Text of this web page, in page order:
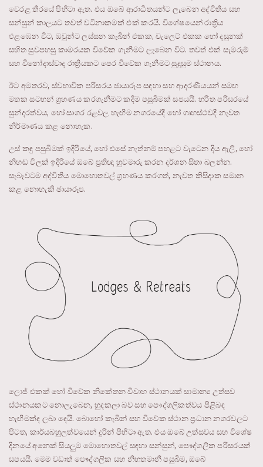
වෙරළ තීරයේ පිහිටා ඇත. එය ඔබේ ආරාධිතයන්ට ලැබෙන අද්විතීය සහ
සන්සුන් කාලයට තවත් වටිනාකමක් එක් කරයි. විශේෂයෙන් රාත්‍රිය
එළඹෙන විට, ඔවුන්ට ලස්සන කැබින් එකක, චැලෙට් එකක හෝ දසුනක්
සහිත සුවපහසු කාමරයක විවේක ගැනීමට ලැබෙන විට. තවත් එක් සැමරුම්
සහ විනෝදාස්වාද රාත්‍රියකට පෙර විවේක ගැනීමට සුදුසුම ස්ථානය.
ඊට අමතරව, ස්වභාවික පරිසරය ඡායාරූප සඳහා සහ ආදරණීයයන් සමඟ
මතක සටහන් ග්‍රහණය කරගැනීමට කදිම පසුබිමක් සපයයි. හරිත පරිසරයේ
සුන්දරත්වය, හෝ සාගර රළවල හැඟීම නගරයේදී හෝ ගෘහස්ථවදී නැවත
නිර්මාණය කළ නොහැක.
උස් කඳු පසුබිමක් ඉදිරියේ, හෝ එසේ නැත්නම් පහළට වැටෙන දිය ඇලි, හෝ
නිහඬ විලක් ඉදිරියේ ඔබේ ප්‍රතිඥා හුවමාරු කරන දර්ශන සිතා බලන්න.
සැබෑවටම අද්විතීය මොහොතවල් ග්‍රහණය කරගත්, නැවත කිසිදාක සමාන
කළ නොහැකි ඡායාරූප.
ලොජ් එකක් හෝ විවේක නිකේතන විවාහ ස්ථානයක් සාමාන්‍ය උත්සව
ස්ථානයකට නොලැබෙන, හුදකලා බව සහ පෞද්ගලිකත්වය පිළිබඳ
හැඟීමක්ද ලබා දෙයි. බොහෝ කැබින් සහ විවේක ස්ථාන ප්‍රධාන නගරවලට
පිටත, කාර්යබහුලත්වයෙන් දුරින් පිහිටා ඇත. එය ඔබේ උත්සවය සහ විශේෂ
දිනයේ අනෙක් සියලුම මොහොතවල් සඳහා සන්සුන්, පෞද්ගලික පරිසරයක්
සපයයි. මෙම වඩාත් පෞද්ගලික සහ නිහතමානී පසුබිම, ඔබේ